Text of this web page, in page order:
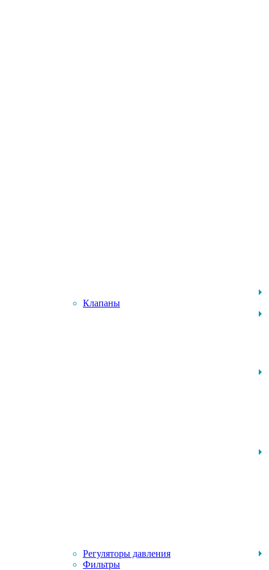
Клапаны
Регуляторы давления
Фильтры